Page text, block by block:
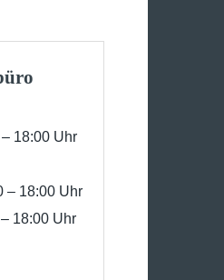
18:00 Uhr
– 18:00 Uhr
18:00 Uhr